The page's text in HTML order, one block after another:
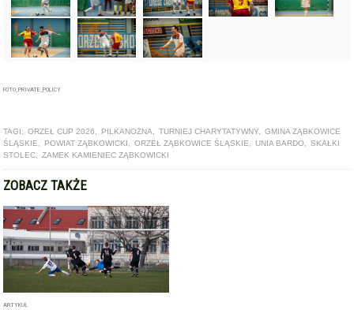
FOTO_PRIVATE_POLICY
TAGI: ORZEŁ CUP 2026 PILKANOŻNA TURNIEJ CHARYTATYWNY
GMINA ZĄBKOWICE
ŚLĄSKIE
POWIAT ZĄBKOWICKI ORZEŁ ZĄBKOWICE ŚLĄSKIE UNIA BARDO
SKAŁKI
STOLEC
ZAMEK KAMIENIEC ZĄBKOWICKI
ZOBACZ TAKŻE
ARTYKUŁ